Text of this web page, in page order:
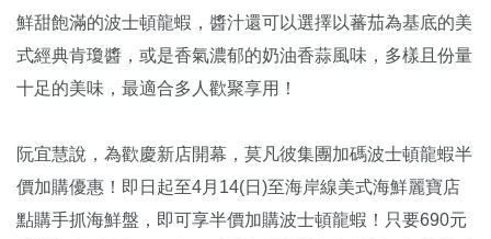
鮮甜飽滿的波士頓龍蝦，醬汁還可以選擇以蕃茄為基底的美
式經典肯瓊醬，或是香氣濃郁的奶油香蒜風味，多樣且份量
十足的美味，最適合多人歡聚享用！
阮宜慧說，為歡慶新店開幕，莫凡彼集團加碼波士頓龍蝦半
價加購優惠！即日起至4月14(日)至海岸線美式海鮮麗寶店
點購手抓海鮮盤，即可享半價加購波士頓龍蝦！只要690元